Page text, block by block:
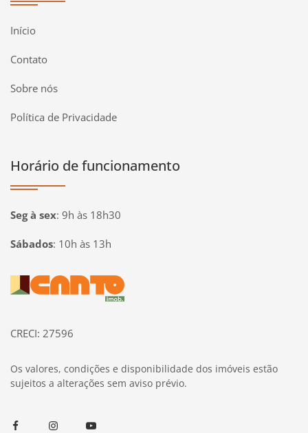
Início
Contato
Sobre nós
Política de Privacidade
Horário de funcionamento
Seg à sex: 9h às 18h30
Sábados: 10h às 13h
Página inicial
CRECI: 27596
Os valores, condições e disponibilidade dos imóveis estão
sujeitos a alterações sem aviso prévio.
FacebookInstagramYoutube